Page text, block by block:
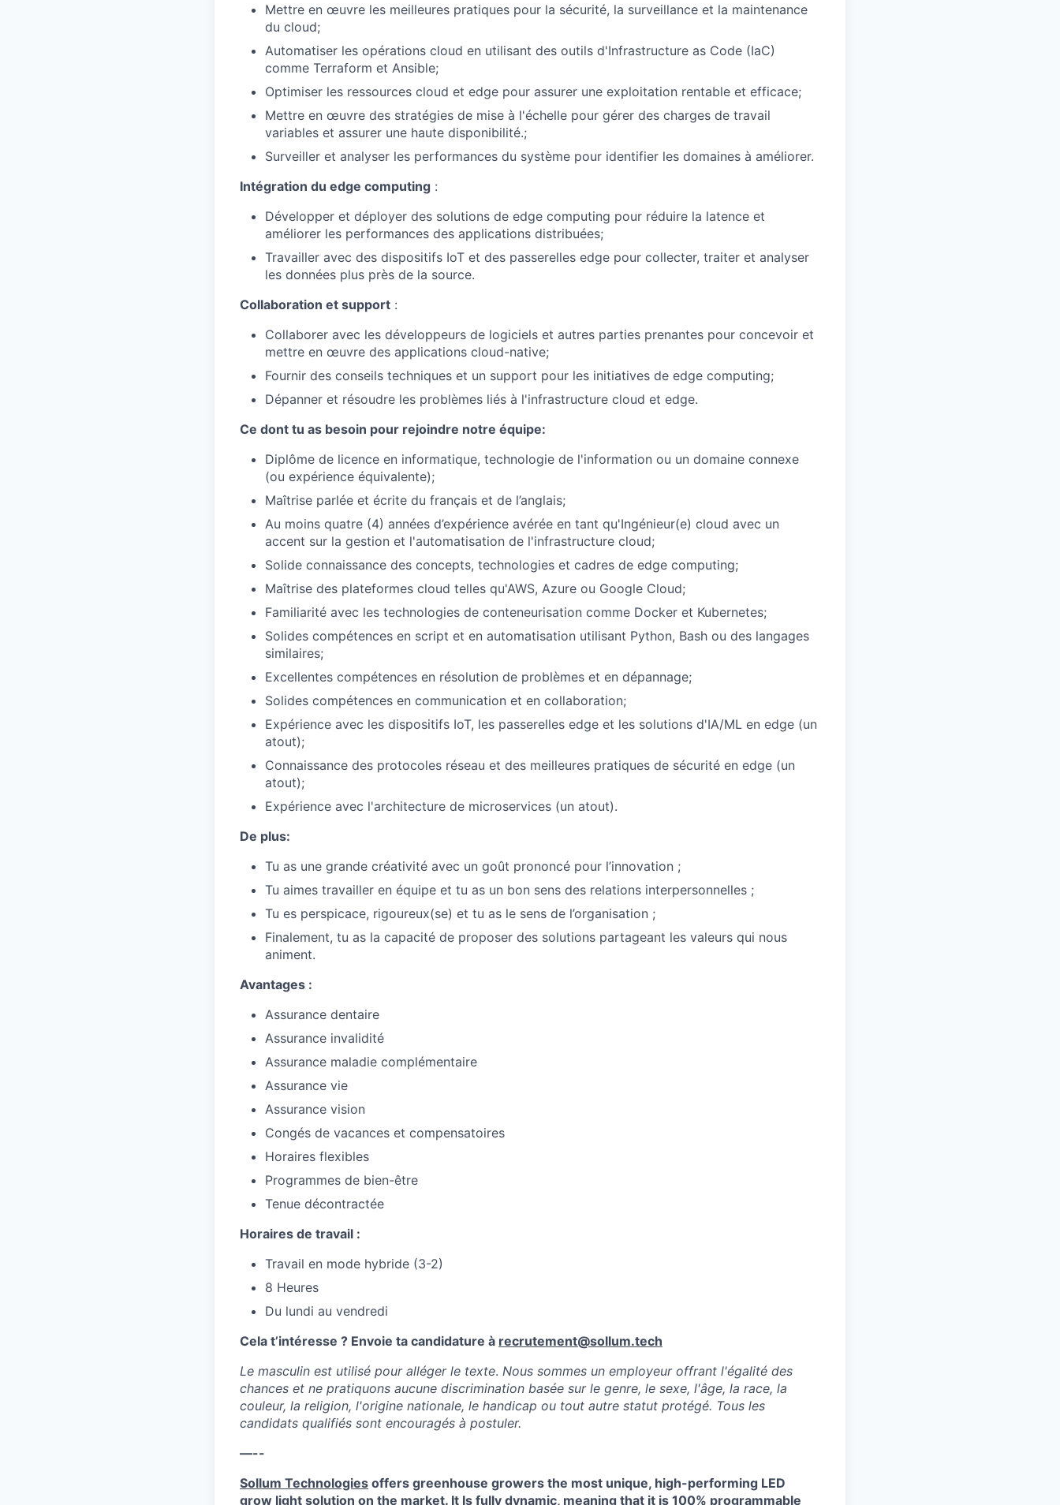
Mettre en œuvre les meilleures pratiques pour la sécurité, la surveillance et la maintenance
du cloud;
Automatiser les opérations cloud en utilisant des outils d'Infrastructure as Code (IaC)
comme Terraform et Ansible;
Optimiser les ressources cloud et edge pour assurer une exploitation rentable et efficace;
Mettre en œuvre des stratégies de mise à l'échelle pour gérer des charges de travail
variables et assurer une haute disponibilité.;
Surveiller et analyser les performances du système pour identifier les domaines à améliorer.
Intégration du edge computing :
Développer et déployer des solutions de edge computing pour réduire la latence et
améliorer les performances des applications distribuées;
Travailler avec des dispositifs IoT et des passerelles edge pour collecter, traiter et analyser
les données plus près de la source.
Collaboration et support :
Collaborer avec les développeurs de logiciels et autres parties prenantes pour concevoir et
mettre en œuvre des applications cloud-native;
Fournir des conseils techniques et un support pour les initiatives de edge computing;
Dépanner et résoudre les problèmes liés à l'infrastructure cloud et edge.
Ce dont tu as besoin pour rejoindre notre équipe:
Diplôme de licence en informatique, technologie de l'information ou un domaine connexe
(ou expérience équivalente);
Maîtrise parlée et écrite du français et de l’anglais;
Au moins quatre (4) années d’expérience avérée en tant qu'Ingénieur(e) cloud avec un
accent sur la gestion et l'automatisation de l'infrastructure cloud;
Solide connaissance des concepts, technologies et cadres de edge computing;
Maîtrise des plateformes cloud telles qu'AWS, Azure ou Google Cloud;
Familiarité avec les technologies de conteneurisation comme Docker et Kubernetes;
Solides compétences en script et en automatisation utilisant Python, Bash ou des langages
similaires;
Excellentes compétences en résolution de problèmes et en dépannage;
Solides compétences en communication et en collaboration;
Expérience avec les dispositifs IoT, les passerelles edge et les solutions d'IA/ML en edge (un
atout);
Connaissance des protocoles réseau et des meilleures pratiques de sécurité en edge (un
atout);
Expérience avec l'architecture de microservices (un atout).
De plus:
Tu as une grande créativité avec un goût prononcé pour l’innovation ;
Tu aimes travailler en équipe et tu as un bon sens des relations interpersonnelles ;
Tu es perspicace, rigoureux(se) et tu as le sens de l’organisation ;
Finalement, tu as la capacité de proposer des solutions partageant les valeurs qui nous
animent.
Avantages :
Assurance dentaire
Assurance invalidité
Assurance maladie complémentaire
Assurance vie
Assurance vision
Congés de vacances et compensatoires
Horaires flexibles
Programmes de bien-être
Tenue décontractée
Horaires de travail :
Travail en mode hybride (3-2)
8 Heures
Du lundi au vendredi
Cela t’intéresse ? Envoie ta candidature à recrutement@sollum.tech
Le masculin est utilisé pour alléger le texte. Nous sommes un employeur offrant l'égalité des
chances et ne pratiquons aucune discrimination basée sur le genre, le sexe, l'âge, la race, la
couleur, la religion, l'origine nationale, le handicap ou tout autre statut protégé. Tous les
candidats qualifiés sont encouragés à postuler.
—--
Sollum Technologies offers greenhouse growers the most unique, high-performing LED
grow light solution on the market. It Is fully dynamic, meaning that it is 100% programmable